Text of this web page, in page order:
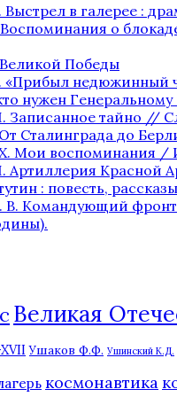
в галерее :
о
Победы
«Прибыл недюжинный
нужен
Записанное тайно //
Сталинграда до
Мои воспоминания /
Артиллерия Красной
: повесть,
В. Командующий
Великая
Ушаков Ф.Ф. Ушинский К.Д.
космонавтика